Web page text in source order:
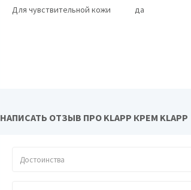
Для чувствительной кожи
да
НАПИСАТЬ ОТЗЫВ ПРО KLAPP КРЕМ KLAPP